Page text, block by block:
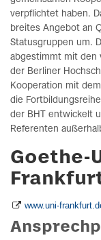
verpflichtet haben.
breites Angebot an
Statusgruppen um.
abgestimmt mit den
der Berliner
Kooperation mit
die
der BHT entwickelt
Referenten
Goethe-
www.uni-